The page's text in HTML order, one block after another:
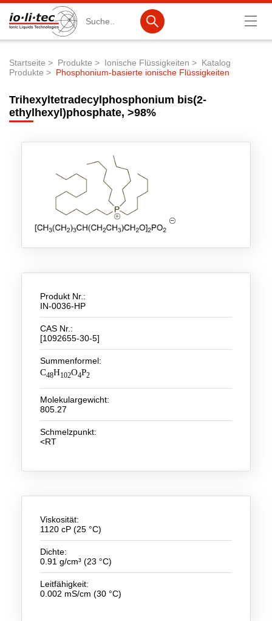
Produktsuche
Ionische Flüssigkeiten
Batteriematerialien
Nanotech & Coatings
3M Products & IoLiTherm
F&E-Dienstleistungen
Neue Produkte
Produkthighlights
Technologie
Ionische Flüssigkeiten
Funktionsfluide & Additive
Elektrolyte
Lösungsmittel
Unternehmen
Team
Investor Relations
Pfadnavigation
Startseite Produkte Ionische Flüssigkeiten
Katalog
Produkte
Phosphonium-basierte ionische Flüssigkeiten
Trihexyltetradecylphosphonium bis(2-
ethylhexyl)phosphate, >98%
Produkt Nr.:
IN-0036-HP
CAS Nr.:
[1092655-30-5]
Summenformel:
C48H102O4P2
Molekulargewicht:
805.27
Schmelzpunkt:
<RT
Viskosität:
1120 cP (25 °C)
Dichte:
0.91 g/cm³ (23 °C)
Leitfähigkeit:
0.002 mS/cm (30 °C)